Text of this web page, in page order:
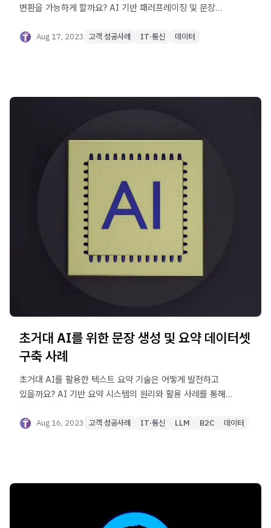
변환을 가능하게 할까요? AI 기반 패러프레이징 및 문장
Aug 17, 2023 고객 성공사례 IT·통신 데이터
초거대 AI를 위한 문장 생성 및 요약 데이터셋
구축 사례
초거대 AI를 활용한 텍스트 요약 기술은 어떻게 발전하고
있을까요? AI 기반 요약 시스템의 원리와 활용 사례를 통해
Aug 16, 2023 고객 성공사례 IT·통신 LLM B2C 데이터